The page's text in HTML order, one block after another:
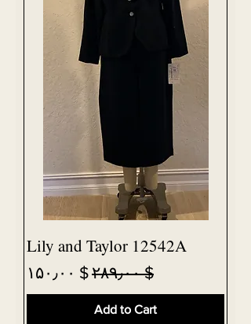
Lily and Taylor 12542A
Regular Price
$ ۲۸۹٫۰۰ Sale Price
$ ۱۵۰٫۰۰
Add to Cart